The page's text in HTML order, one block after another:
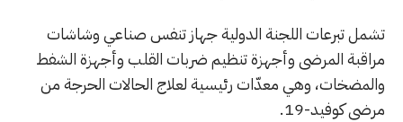
تشمل تبرعات اللجنة الدولية جهاز تنفس صناعي وشاشات
مراقبة المرضى وأجهزة تنظيم ضربات القلب وأجهزة الشفط
والمضخات، وهي معدّات رئيسية لعلاج الحالات الحرجة من
مرضى كوفيد-19.